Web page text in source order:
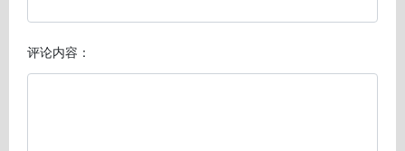
评论内容：